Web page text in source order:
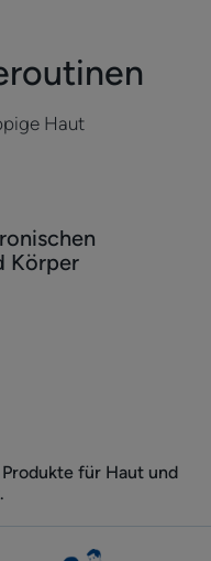
Haut
Körper
für Haut und